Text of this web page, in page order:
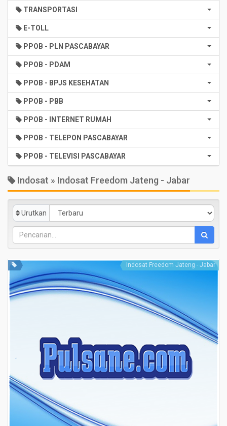
TRANSPORTASI
E-TOLL
PPOB - PLN PASCABAYAR
PPOB - PDAM
PPOB - BPJS KESEHATAN
PPOB - PBB
PPOB - INTERNET RUMAH
PPOB - TELEPON PASCABAYAR
PPOB - TELEVISI PASCABAYAR
Indosat » Indosat Freedom Jateng - Jabar
Urutkan
Indosat Freedom Jateng - Jabar